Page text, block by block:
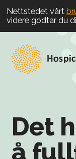
Nettstedet vårt
videre godtar du
Det
å